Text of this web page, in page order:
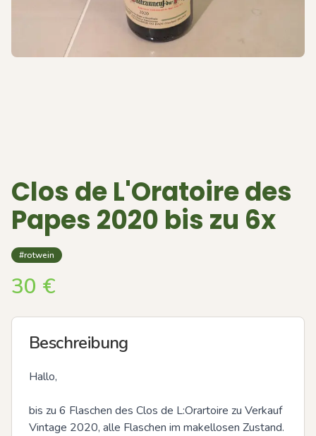
Clos de L'Oratoire des
Papes 2020 bis zu 6x
#rotwein
30 €
Beschreibung
Hallo,
bis zu 6 Flaschen des Clos de L:Orartoire zu Verkauf
Vintage 2020, alle Flaschen im makellosen Zustand.